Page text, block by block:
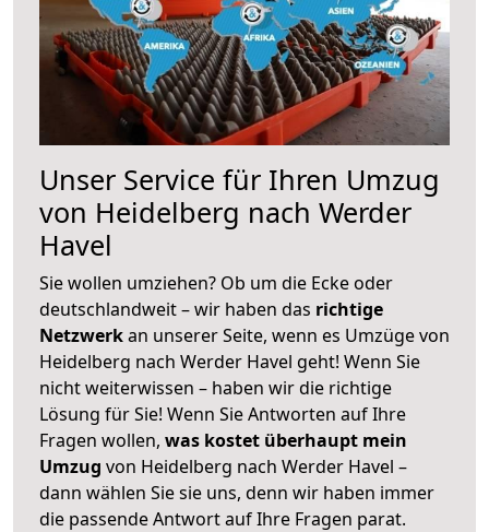
Unser Service für Ihren Umzug
von Heidelberg nach Werder
Havel
Sie wollen umziehen? Ob um die Ecke oder
deutschlandweit – wir haben das richtige
Netzwerkan unserer Seite, wenn es Umzüge von
Heidelberg nach Werder Havel geht! Wenn Sie
nicht weiterwissen – haben wir die richtige
Lösung für Sie! Wenn Sie Antworten auf Ihre
Fragen wollen, was kostet überhaupt mein
Umzug von Heidelberg nach Werder Havel –
dann wählen Sie sie uns, denn wir haben immer
die passende Antwort auf Ihre Fragen parat.